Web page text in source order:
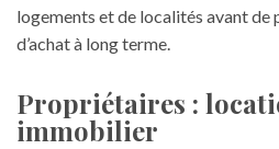
logements et de localités avant de
d’achat à long terme.
Propriétaires :
immobilier